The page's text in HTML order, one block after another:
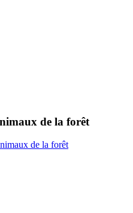
de la forêt
de la forêt